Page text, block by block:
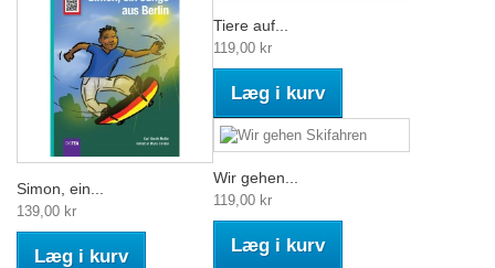
Simon, ein...
139,00 kr
Læg i kurv
Tiere auf...
119,00 kr
Læg i kurv
Wir gehen...
119,00 kr
Læg i kurv